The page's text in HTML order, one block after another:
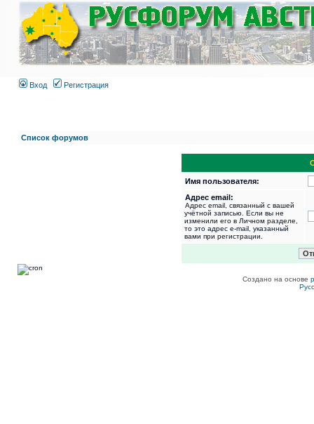
Вход Регистрация
Список форумов
Имя пользователя:
Адрес email:
Адрес email, связанный с вашей
учётной записью. Если вы не
изменили его в Личном разделе,
то это адрес e-mail, указанный
вами при регистрации.
Создано на основе